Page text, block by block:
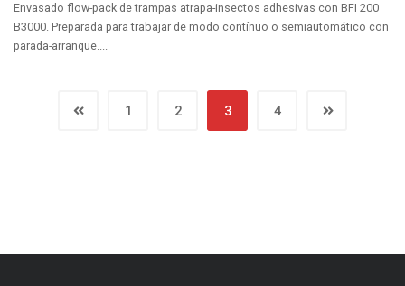
Envasado flow-pack de trampas atrapa-insectos adhesivas con BFI 200
B3000. Preparada para trabajar de modo contínuo o semiautomático con
parada-arranque....
1 2 3 4